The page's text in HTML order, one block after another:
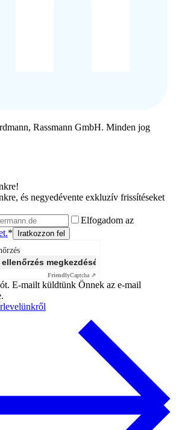
Rassmann GmbH. Minden jog
és negyedévente exkluzív frissítéseket
Elfogadom az
*
megkezdéséhez
FriendlyCaptcha ⇗
E-mailt küldtünk Önnek az e-mail